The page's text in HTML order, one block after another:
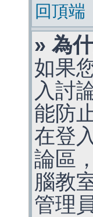
回頂端
» 為
如果
入討
能防
在登
論區
腦教
管理